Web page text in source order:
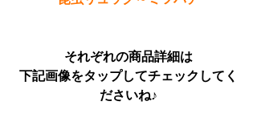
それぞれの商品詳細は
下記画像をタップしてチェックしてく
ださいね♪